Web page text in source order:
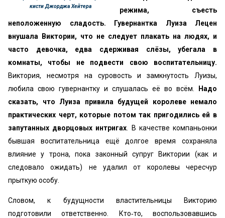
кисти Джорджа Хейтера
режима, съесть
неположенную сладость. Гувернантка Луиза Лецен
внушала Виктории, что не следует плакать на людях, и
часто девочка, едва сдерживая слёзы, убегала в
комнаты, чтобы не подвести свою воспитательницу.
Виктория, несмотря на суровость и замкнутость Луизы,
любила свою гувернантку и слушалась её во всём.
Надо
сказать, что Луиза привила будущей королеве немало
практических черт, которые потом так пригодились ей в
запутанных дворцовых интригах . В качестве компаньонки
бывшая воспитательница ещё долгое время сохраняла
влияние у трона, пока законный супруг Виктории (как и
следовало ожидать) не удалил от королевы чересчур
прыткую особу.
Словом, к будущности властительницы Викторию
подготовили ответственно. Кто‑то, воспользовавшись